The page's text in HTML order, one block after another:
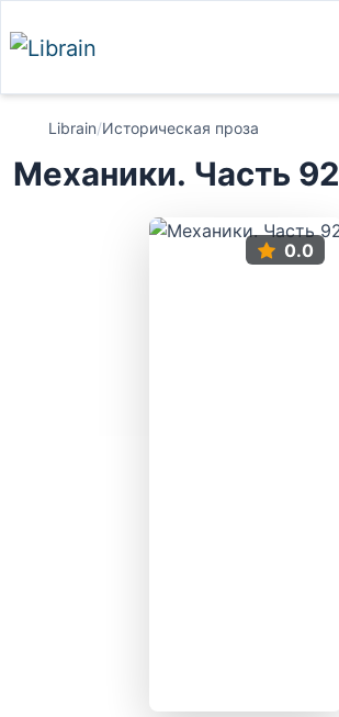
Librain/Историческая проза
Механики. Часть 92
0.0